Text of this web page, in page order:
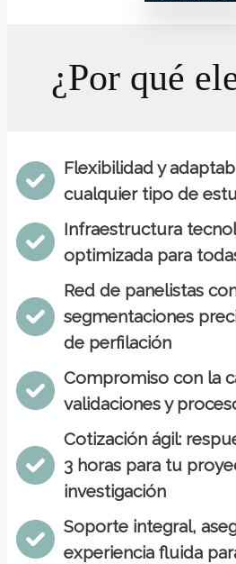
¿Por qué
Flexibilidad y
cualquier tipo de
Infraestructura
optimizada para
Red de panelistas
segmentaciones
de perfilación
Compromiso con la
validaciones y
Cotización ágil:
3 horas para tu
investigación
Soporte integral,
experiencia fluida